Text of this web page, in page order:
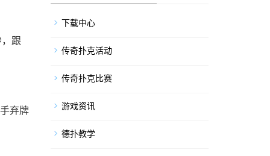
跟
弃牌
下载中心
传奇扑克活动
传奇扑克比赛
游戏资讯
德扑教学